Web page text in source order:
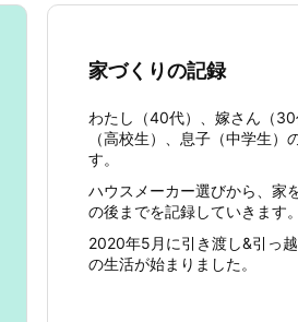
家づくりの記録
わたし（40代）、嫁さん（
（高校生）、息子（中学生）
す。
ハウスメーカー選びから、家
の後までを記録していきます。
2020年5月に引き渡し&引っ
の生活が始まりました。